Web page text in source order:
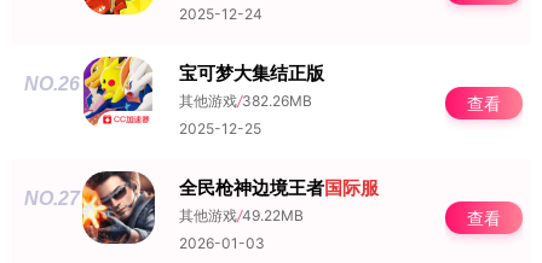
2025-12-24
NO.26 宝可梦大集结正版
其他游戏/382.26MB
2025-12-25
查看
NO.27 全民枪神边境王者国际服
其他游戏/49.22MB
2026-01-03
查看